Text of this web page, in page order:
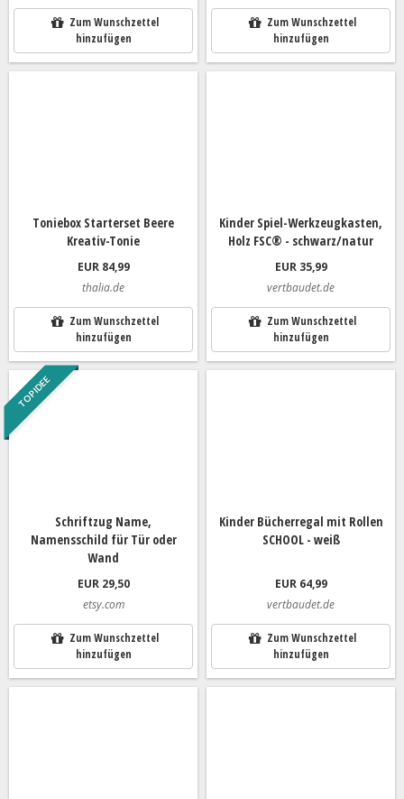
Zum Wunschzettel
hinzufügen
Zum Wunschzettel
hinzufügen
Toniebox Starterset Beere
Kreativ-Tonie
EUR 84,99
thalia.de
Zum Wunschzettel
hinzufügen
Kinder Spiel-Werkzeugkasten,
Holz FSC® - schwarz/natur
EUR 35,99
vertbaudet.de
Zum Wunschzettel
hinzufügen
TOP IDEE
Schriftzug Name,
Namensschild für Tür oder
Wand
EUR 29,50
etsy.com
Zum Wunschzettel
hinzufügen
Kinder Bücherregal mit Rollen
SCHOOL - weiß
EUR 64,99
vertbaudet.de
Zum Wunschzettel
hinzufügen